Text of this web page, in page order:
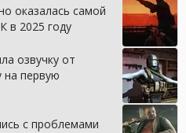
оказалась самой
в 2025 году
озвучку от
на первую
с проблемами